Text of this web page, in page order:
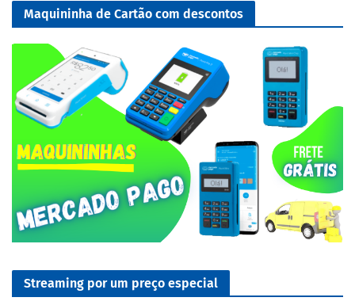
Maquininha de Cartão com descontos
Streaming por um preço especial